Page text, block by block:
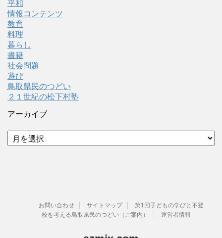
平和
情報コンテンツ
教育
料理
暮らし
書籍
社会問題
遊び
鳥取県民のつどい
２１世紀の松下村塾
アーカイブ
ア
ー
お問い合わせ サイトマップ
第1回子どもの学びと不登
校を考える鳥取県民のつどい（ご案内）
運営者情報